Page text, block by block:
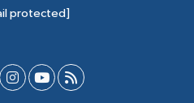
protected]